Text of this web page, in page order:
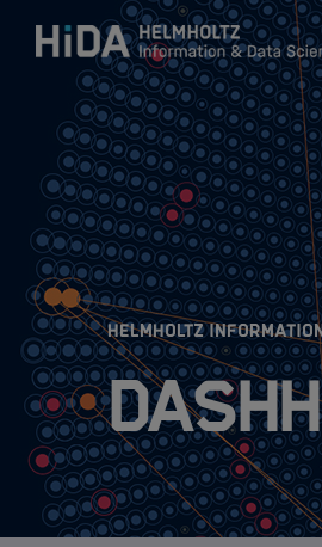
Zum Inhalt springen
Training
Mobilität
HIDA
HELMHOLTZ
DASHH